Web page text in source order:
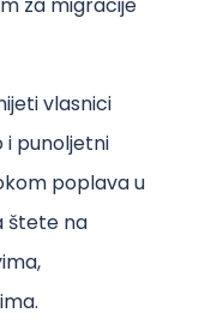
za migracije
vlasnici
i punoljetni
poplava u
štete na